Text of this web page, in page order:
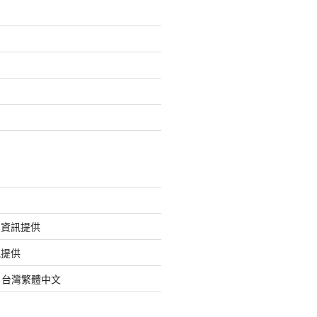
訊提供
供
灣繁體中文